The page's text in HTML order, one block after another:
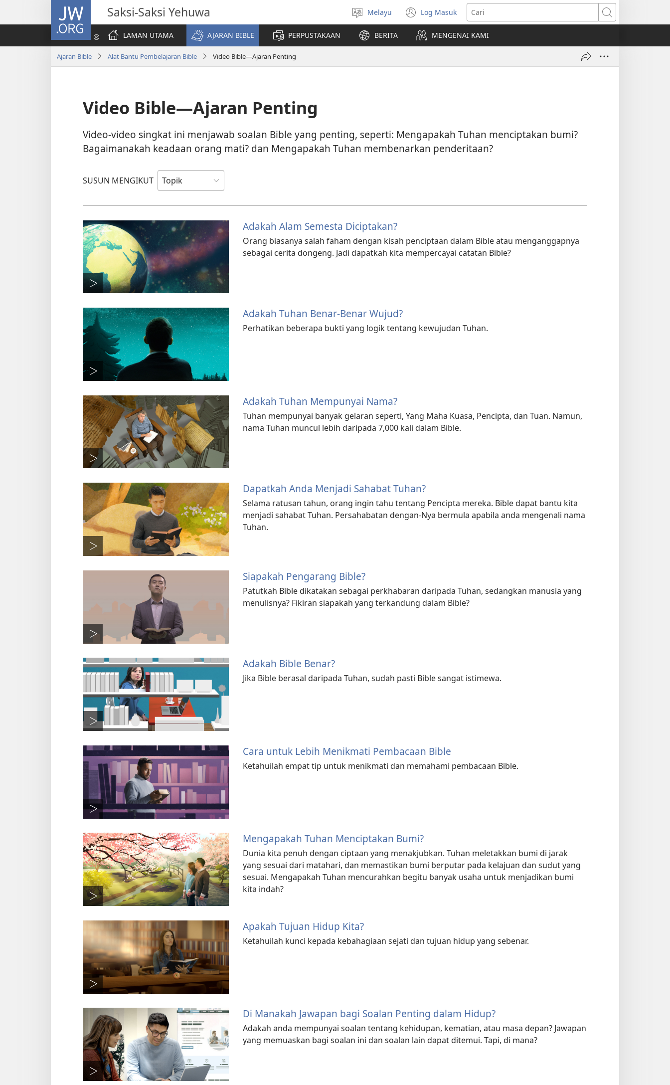
JW.ORG Saksi-Saksi Yehuwa
Pilih
Bahasa
Melayu Log Masuk
(membuka
tetingkap
baharu)
Cari
LAMAN UTAMA
AJARAN BIBLE PERPUSTAKAAN BERITA MENGENAI KAMI
Ajaran Bible Alat Bantu Pembelajaran Bible Video Bible​—Ajaran Penting
Video Bible​—Ajaran Penting
Video-video singkat ini menjawab soalan Bible yang penting, seperti: Mengapakah Tuhan menciptakan bumi?
Bagaimanakah keadaan orang mati? dan Mengapakah Tuhan membenarkan penderitaan?
SUSUN MENGIKUT
Adakah Alam Semesta Diciptakan?
Orang biasanya salah faham dengan kisah penciptaan dalam Bible atau menganggapnya
sebagai cerita dongeng. Jadi dapatkah kita mempercayai catatan Bible?
Adakah Tuhan Benar-Benar Wujud?
Perhatikan beberapa bukti yang logik tentang kewujudan Tuhan.
Adakah Tuhan Mempunyai Nama?
Tuhan mempunyai banyak gelaran seperti, Yang Maha Kuasa, Pencipta, dan Tuan. Namun,
nama Tuhan muncul lebih daripada 7,000 kali dalam Bible.
Dapatkah Anda Menjadi Sahabat Tuhan?
Selama ratusan tahun, orang ingin tahu tentang Pencipta mereka. Bible dapat bantu kita
menjadi sahabat Tuhan. Persahabatan dengan-Nya bermula apabila anda mengenali nama
Tuhan.
Siapakah Pengarang Bible?
Patutkah Bible dikatakan sebagai perkhabaran daripada Tuhan, sedangkan manusia yang
menulisnya? Fikiran siapakah yang terkandung dalam Bible?
Adakah Bible Benar?
Jika Bible berasal daripada Tuhan, sudah pasti Bible sangat istimewa.
Cara untuk Lebih Menikmati Pembacaan Bible
Ketahuilah empat tip untuk menikmati dan memahami pembacaan Bible.
Mengapakah Tuhan Menciptakan Bumi?
Dunia kita penuh dengan ciptaan yang menakjubkan. Tuhan meletakkan bumi di jarak
yang sesuai dari matahari, dan memastikan bumi berputar pada kelajuan dan sudut yang
sesuai. Mengapakah Tuhan mencurahkan begitu banyak usaha untuk menjadikan bumi
kita indah?
Apakah Tujuan Hidup Kita?
Ketahuilah kunci kepada kebahagiaan sejati dan tujuan hidup yang sebenar.
Di Manakah Jawapan bagi Soalan Penting dalam Hidup?
Adakah anda mempunyai soalan tentang kehidupan, kematian, atau masa depan? Jawapan
yang memuaskan bagi soalan ini dan soalan lain dapat ditemui. Tapi, di mana?